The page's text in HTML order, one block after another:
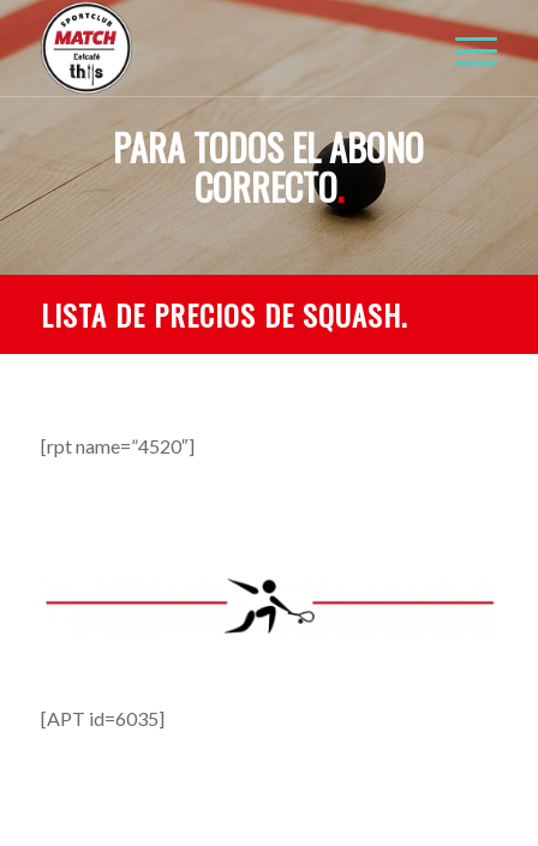
PARA TODOS EL ABONO
CORRECTO.
LISTA DE PRECIOS DE SQUASH.
[rpt name=”4520″]
[APT id=6035]